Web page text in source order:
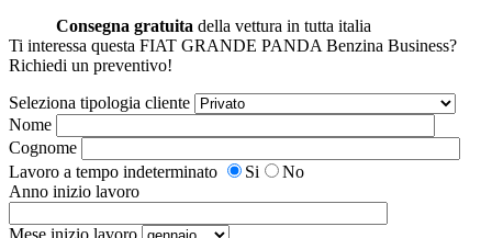
Consegna gratuita della vettura in tutta italia
Ti interessa questa FIAT GRANDE PANDA Benzina Business?
Richiedi un preventivo!
Seleziona tipologia cliente
Nome
Cognome
Lavoro a tempo indeterminato
Si
No
Anno inizio lavoro